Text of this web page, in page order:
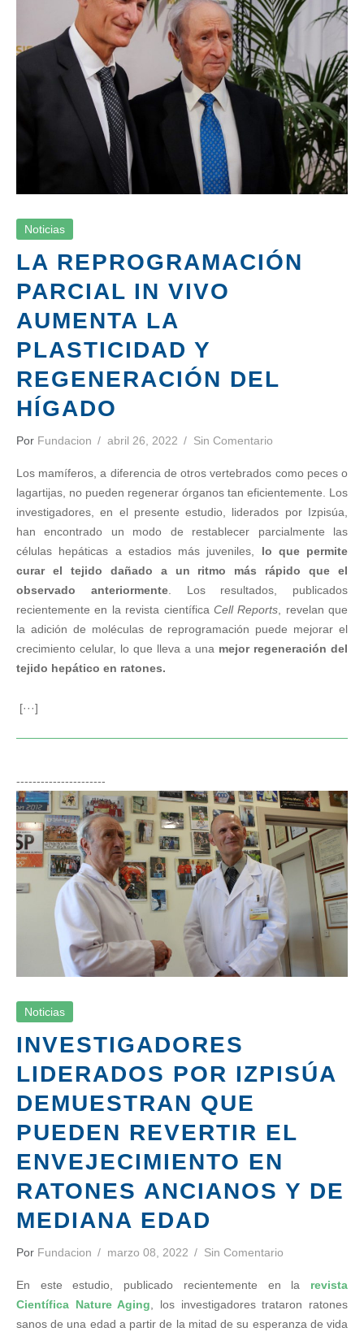
La reprogramación parcial in vivo aumenta la
plasticidad y regeneración del hígado
Noticias
Noticias
LA REPROGRAMACIÓN
PARCIAL IN VIVO
AUMENTA LA
PLASTICIDAD Y
REGENERACIÓN DEL
HÍGADO
Por Fundacion abril 26, 2022 Sin Comentario
Los mamíferos, a diferencia de otros vertebrados como peces o
lagartijas, no pueden regenerar órganos tan eficientemente. Los
investigadores, en el presente estudio, liderados por Izpisúa,
han encontrado un modo de restablecer parcialmente las
células hepáticas a estadios más juveniles, lo que permite
curar el tejido dañado a un ritmo más rápido que el
observado anteriormente. Los resultados, publicados
recientemente en la revista científica Cell Reports , revelan que
la adición de moléculas de reprogramación puede mejorar el
crecimiento celular, lo que lleva a una mejor regeneración del
tejido hepático en ratones.
[···]
----------------------
Investigadores liderados por Izpisúa demuestran
que pueden revertir el envejecimiento en
ratones ancianos y de mediana edad
Noticias
Noticias
INVESTIGADORES
LIDERADOS POR IZPISÚA
DEMUESTRAN QUE
PUEDEN REVERTIR EL
ENVEJECIMIENTO EN
RATONES ANCIANOS Y DE
MEDIANA EDAD
Por Fundacion marzo 08, 2022 Sin Comentario
En este estudio, publicado recientemente en la revista
Científica Nature Aging , los investigadores trataron ratones
sanos de una edad a partir de la mitad de su esperanza de vida